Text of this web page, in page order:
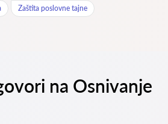
Zaštita poslovne tajne
na Osnivanje